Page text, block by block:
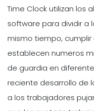
Time Clock utilizan los
software para dividir a
mismo tiempo,
establecen numeros
de guardia en
reciente desarrollo de
a los trabajadores